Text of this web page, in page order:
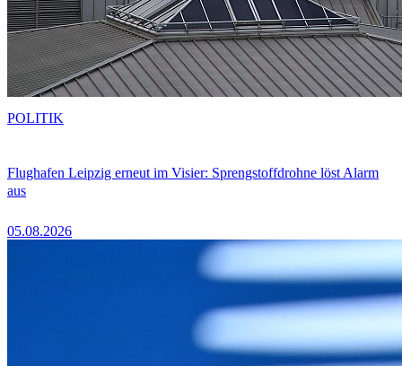
Flughafen Leipzig erneut im Visier: Sprengstoffdrohne löst Alarm
aus
05.08.2026
POLITIK